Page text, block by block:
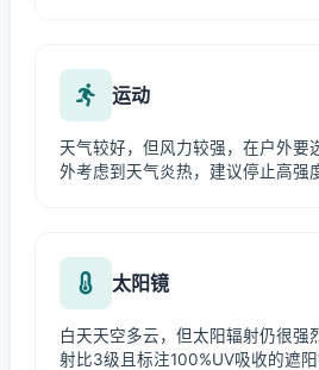
运动
天气较好，但风力较强，在户外要
外考虑到天气炎热，建议停止高强
太阳镜
白天天空多云，但太阳辐射仍很强
射比3级且标注100%UV吸收的遮